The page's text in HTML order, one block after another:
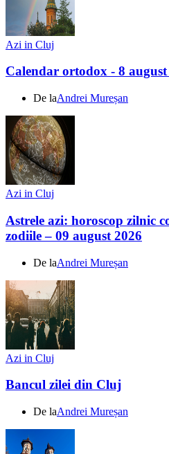
Azi in Cluj
Calendar ortodox - 8 august
De laAndrei Mureșan
Azi in Cluj
Astrele azi: horoscop zilnic
zodiile – 09 august 2026
De laAndrei Mureșan
Azi in Cluj
Bancul zilei din Cluj
De laAndrei Mureșan